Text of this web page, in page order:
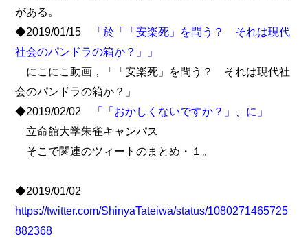
がある。
◆2019/01/15
「於「「安楽死」を問う？ それは現代
社会のパンドラの箱か？」」
にこにこ動画，「「安楽死」を問う？ それは現代社
会のパンドラの箱か？」
◆2019/02/02
「「おかしくないですか？」、に」
立命館大学朱雀キャンパス
そこで関連のツィートのまとめ・１。
◆2019/01/02
https://twitter.com/ShinyaTateiwa/status/1080271465725
882368